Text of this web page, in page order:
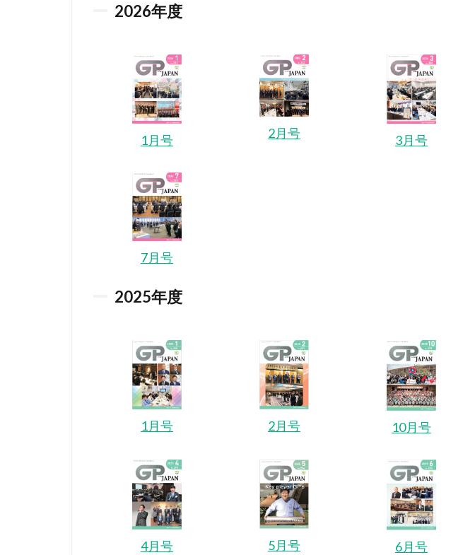
2026年度
1月号 2月号 3月号
7月号
2025年度
1月号 2月号 10月号
4月号 5月号 6月号